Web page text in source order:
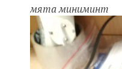
мята миниминт